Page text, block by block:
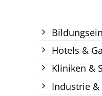
Hotels &
Kliniken &
Industrie &